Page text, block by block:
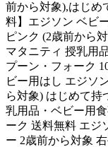
前から対象),はじめ
料】エジソン ベビ
ピンク (2歳前から
マタニティ 授乳用
プーン・フォーク
ビー用はし エジソ
ら対象) はじめて持
乳用品・ベビー用
ーク 送料無料 エジ
ー 2歳前から対象